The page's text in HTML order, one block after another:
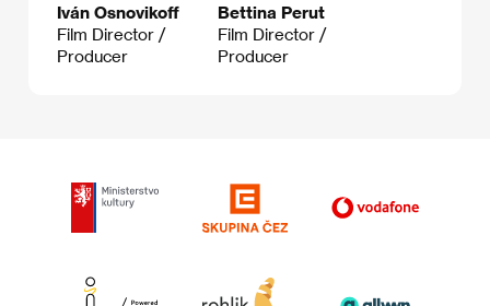
Iván Osnovikoff
Film Director /
Producer
Bettina Perut
Film Director /
Producer